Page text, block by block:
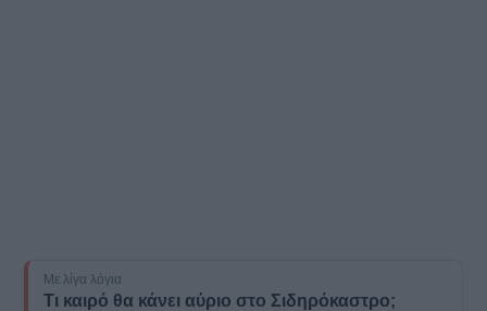
Με λίγα λόγια
Τι καιρό θα κάνει αύριο στο Σιδηρόκαστρο;